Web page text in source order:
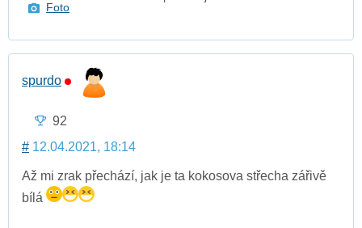
Foto
spurdo
92
# 12.04.2021, 18:14
Až mi zrak přechází, jak je ta kokosova střecha zářivě
bílá